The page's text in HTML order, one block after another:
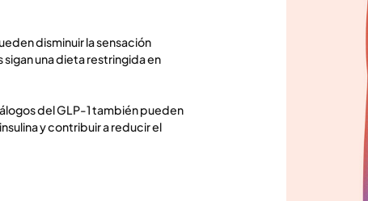
disminuir la sensación
una dieta restringida en
del GLP-1 también pueden
y contribuir a reducir el